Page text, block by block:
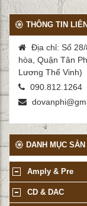
THÔNG TIN
Địa chỉ: Số
hòa, Quận Tân
Lương Thế Vinh)
090.812.1264
DANH MỤC SẢN
Amply & Pre
CD & DAC